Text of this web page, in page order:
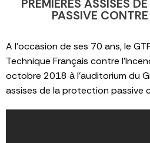
PREMIÈRES ASSISES
PASSIVE
A l’occasion de ses 70 ans, le
Technique Français contre
octobre 2018 à l’auditorium du
assises de la protection passive